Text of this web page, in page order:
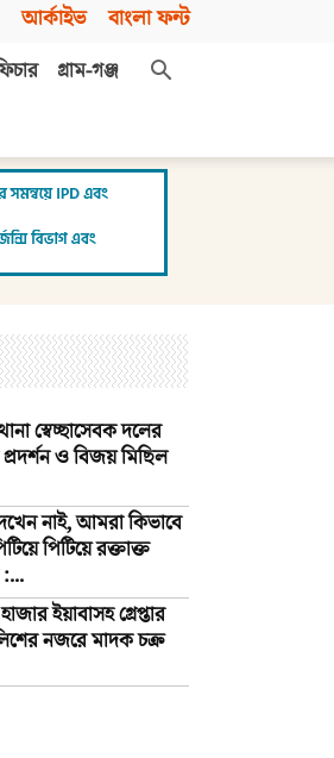
আর্কাইভ বাংলা ফন্ট
গ্রাম-গঞ্জ
স্বেচ্ছাসেবক দলের
প্রদর্শন ও বিজয় মিছিল
নাই, আমরা কিভাবে
পিটিয়ে রক্তাক্ত
ইয়াবাসহ গ্রেপ্তার
নজরে মাদক চক্র